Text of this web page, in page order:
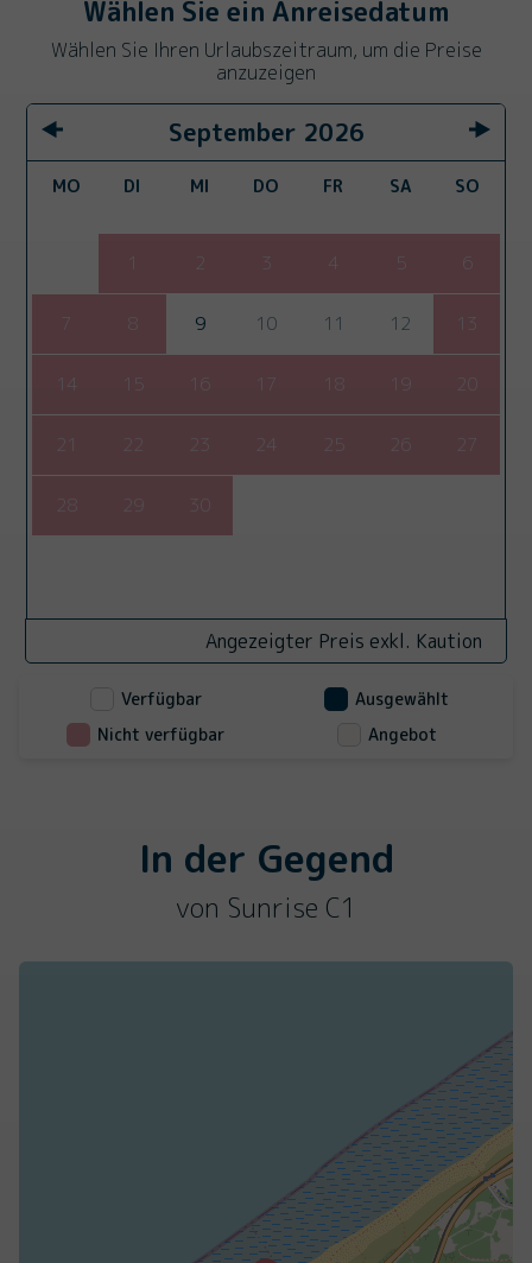
Wählen Sie ein Anreisedatum
Wählen Sie Ihren Urlaubszeitraum, um die Preise
anzuzeigen
September 2026
MO DI MI DO FR SA SO
2 3 4 6
7 9 10 11 12 13
14 16 17 19 20
21 22 23 24 25 26 27
28 29
Angezeigter Preis exkl. Kaution
Verfügbar
Ausgewählt
Nicht verfügbar
Angebot
In der Gegend
von Sunrise C1